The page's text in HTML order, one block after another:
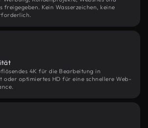
freigegeben. Kein Wasserzeichen, keine
4K für die Bearbeitung in
oder optimiertes HD für eine schnellere Web-